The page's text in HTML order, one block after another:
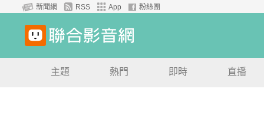
新聞網 RSS App 粉絲團
主題 熱門 即時 直播